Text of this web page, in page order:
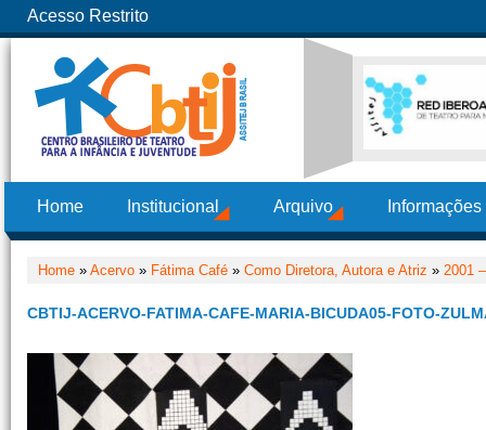
Acesso Restrito
Home Institucional Arquivo
Home » Acervo » Fátima Café » Como Diretora, Autora e Atriz » 2001
CBTIJ-ACERVO-FATIMA-CAFE-MARIA-BICUDA05-FOTO-